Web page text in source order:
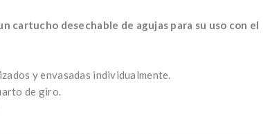
cartucho desechable de agujas para su uso con el
y envasadas individualmente.
de giro.